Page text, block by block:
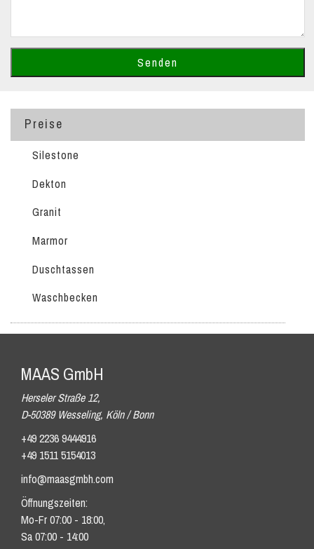
Preise
Silestone
Dekton
Granit
Marmor
Duschtassen
Waschbecken
MAAS GmbH
Herseler Straße 12,
D-50389 Wesseling, Köln / Bonn
+49 2236 9444916
+49 1511 5154013
info@maasgmbh.com
Öffnungszeiten:
Mo-Fr 07:00 - 18:00,
Sa 07:00 - 14:00